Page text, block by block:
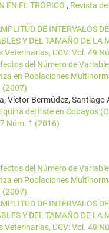
EN EL TRÓPICO , Revista
DE INTERVALOS
Y DEL TAMAÑO DE
Veterinarias, UCV: Vol. 49
del Número de
en Poblaciones
(2007)
Víctor Bermúdez, Santiago
del Este en Cobayos
Núm. 1 (2016)
del Número de
en Poblaciones
(2007)
DE INTERVALOS
Y DEL TAMAÑO DE
Veterinarias, UCV: Vol. 49